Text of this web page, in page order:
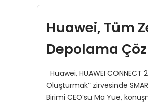
Huawei, Tüm
Depolama
Huawei, HUAWEI
Oluşturmak” zirvesinde
Birimi CEO’su Ma Yue,